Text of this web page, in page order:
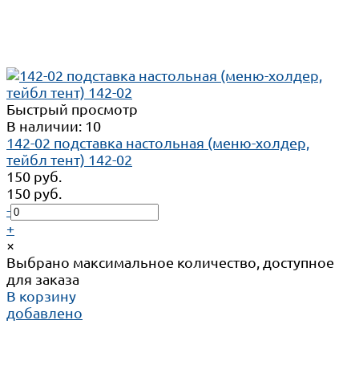
Быстрый просмотр
В наличии: 10
142-02 подставка настольная (меню-холдер,
тейбл тент) 142-02
150 руб.
150 руб.
-
+
×
Выбрано максимальное количество, доступное
для заказа
В корзину
добавлено